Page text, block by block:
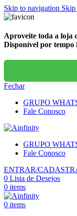
Skip to navigation Skip
Aproveite toda a loja
Disponível por tempo
Fechar
GRUPO
Fale Conosco
GRUPO
Fale Conosco
ENTRAR/
0 Lista de Desejos
0 items
0 items